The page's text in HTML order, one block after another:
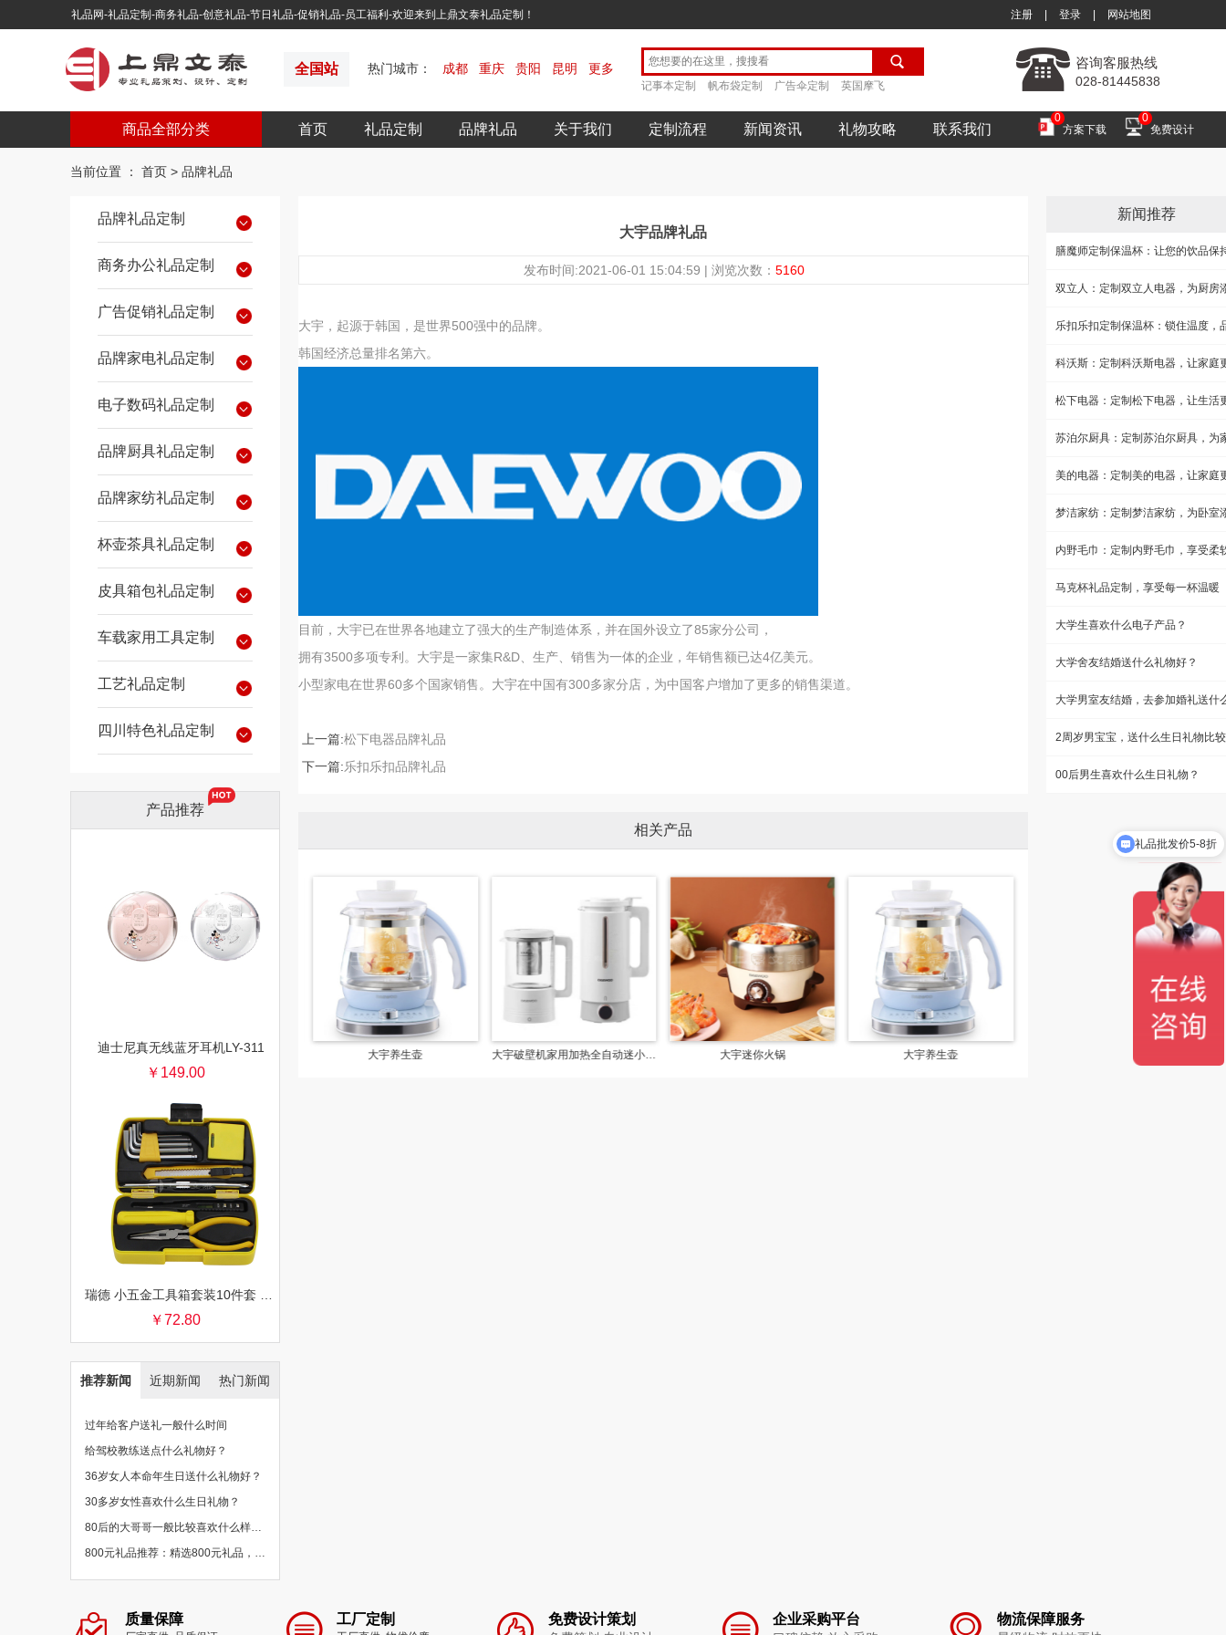
礼品网-礼品定制-商务礼品-创意礼品-节日礼品-促销礼品-员工福利-欢迎来到上鼎文泰礼品定制！ 注册 登录 网站地图
全国站 热门城市： 成都 重庆 贵阳 昆明 更多
记事本定制 帆布袋定制 广告伞定制 英国摩飞
咨询客服热线
028-81445838
商品全部分类 首页 礼品定制 品牌礼品 关于我们 定制流程 新闻资讯 礼物攻略 联系我们 方案下载
0
免费设计
0
当前位置 ： 首页 > 品牌礼品
品牌礼品定制
商务办公礼品定制
广告促销礼品定制
品牌家电礼品定制
电子数码礼品定制
品牌厨具礼品定制
品牌家纺礼品定制
杯壶茶具礼品定制
皮具箱包礼品定制
车载家用工具定制
工艺礼品定制
四川特色礼品定制
产品推荐
迪士尼真无线蓝牙耳机LY-311
￥149.00
￥72.80
推荐新闻 近期新闻 热门新闻
过年给客户送礼一般什么时间
给驾校教练送点什么礼物好？
36岁女人本命年生日送什么礼物好？
30多岁女性喜欢什么生日礼物？
80后的大哥哥一般比较喜欢什么样的礼物？
800元礼品推荐：精选800元礼品，物超所值
大宇品牌礼品
发布时间:2021-06-01 15:04:59 | 浏览次数： 5160
大宇，起源于韩国，是世界500强中的品牌。
韩国经济总量排名第六。
目前，大宇已在世界各地建立了强大的生产制造体系，并在国外设立了85家分公司，
拥有3500多项专利。大宇是一家集R&D、生产、销售为一体的企业，年销售额已达4亿美元。
小型家电在世界60多个国家销售。大宇在中国有300多家分店，为中国客户增加了更多的销售渠道。
上一篇:松下电器品牌礼品
下一篇:乐扣乐扣品牌礼品
相关产品
大宇破壁机家用加热全自动迷小型豆浆机非静音多功能料理机 大宇迷你火锅 大宇养生壶 大宇破壁机家用加热全自动迷小型豆浆机非静音多功能料理机 大宇迷你火锅 大宇养生壶
新闻推荐
马克杯礼品定制，享受每一杯温暖
大学生喜欢什么电子产品？
大学舍友结婚送什么礼物好？
00后男生喜欢什么生日礼物？
质量保障 工厂定制 免费设计策划 企业采购平台 物流保障服务
礼品批发价5-8折